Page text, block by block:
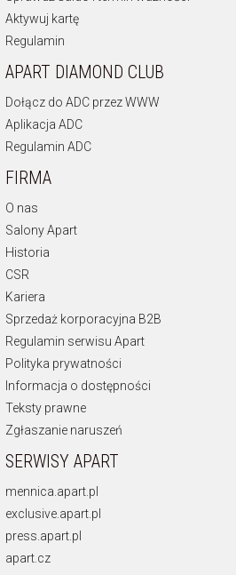
Aktywuj kartę
Regulamin
APART DIAMOND CLUB
Dołącz do ADC przez WWW
Aplikacja ADC
Regulamin ADC
FIRMA
O nas
Salony Apart
Historia
CSR
Kariera
Sprzedaż korporacyjna B2B
Regulamin serwisu Apart
Polityka prywatności
Informacja o dostępności
Teksty prawne
Zgłaszanie naruszeń
SERWISY APART
mennica.apart.pl
exclusive.apart.pl
press.apart.pl
apart.cz